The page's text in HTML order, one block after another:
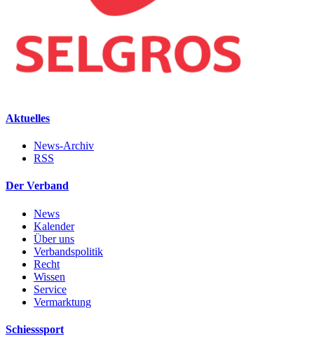
Aktuelles
News-Archiv
RSS
Der Verband
News
Kalender
Über uns
Verbandspolitik
Recht
Wissen
Service
Vermarktung
Schiesssport